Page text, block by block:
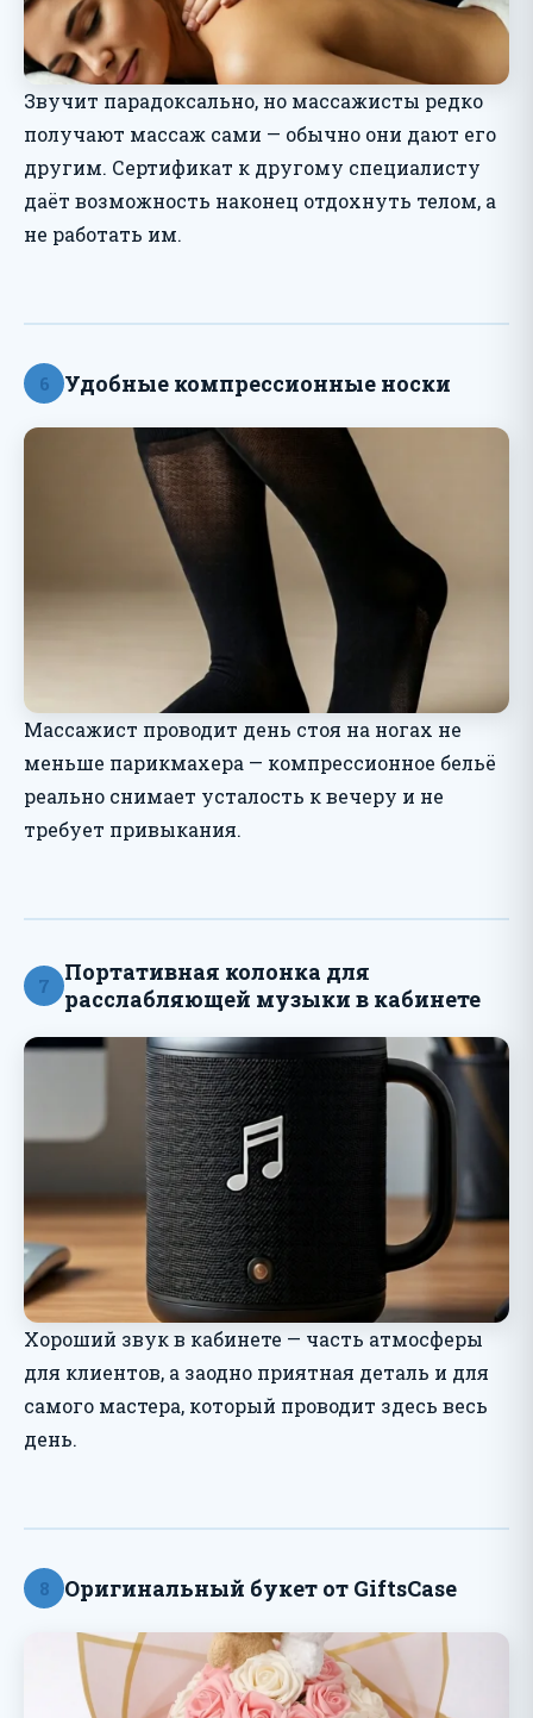
Звучит парадоксально, но массажисты редко
получают массаж сами — обычно они дают его
другим. Сертификат к другому специалисту
даёт возможность наконец отдохнуть телом, а
не работать им.
6 Удобные компрессионные носки
Массажист проводит день стоя на ногах не
меньше парикмахера — компрессионное бельё
реально снимает усталость к вечеру и не
требует привыкания.
7
Портативная колонка для
расслабляющей музыки в кабинете
Хороший звук в кабинете — часть атмосферы
для клиентов, а заодно приятная деталь и для
самого мастера, который проводит здесь весь
день.
8 Оригинальный букет от GiftsCase